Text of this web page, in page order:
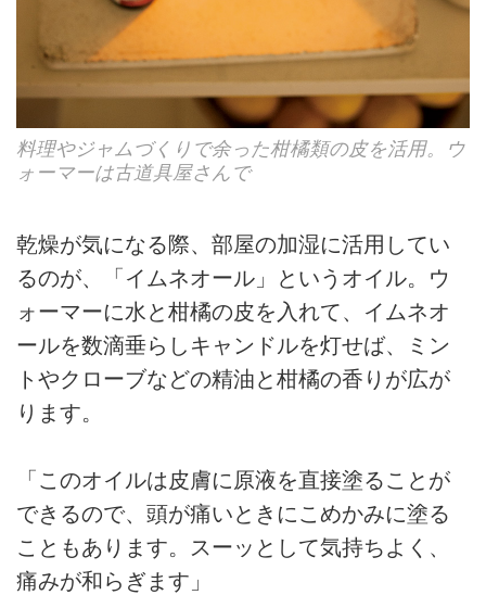
料理やジャムづくりで余った柑橘類の皮を活用。ウ
ォーマーは古道具屋さんで
乾燥が気になる際、部屋の加湿に活用してい
るのが、「イムネオール」というオイル。ウ
ォーマーに水と柑橘の皮を入れて、イムネオ
ールを数滴垂らしキャンドルを灯せば、ミン
トやクローブなどの精油と柑橘の香りが広が
ります。
「このオイルは皮膚に原液を直接塗ることが
できるので、頭が痛いときにこめかみに塗る
こともあります。スーッとして気持ちよく、
痛みが和らぎます」